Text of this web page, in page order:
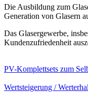
Die Ausbildung zum
Generation von Glasern
Das Glasergewerbe,
Kundenzufriedenheit
PV-Komplettsets zum
Wertsteigerung /